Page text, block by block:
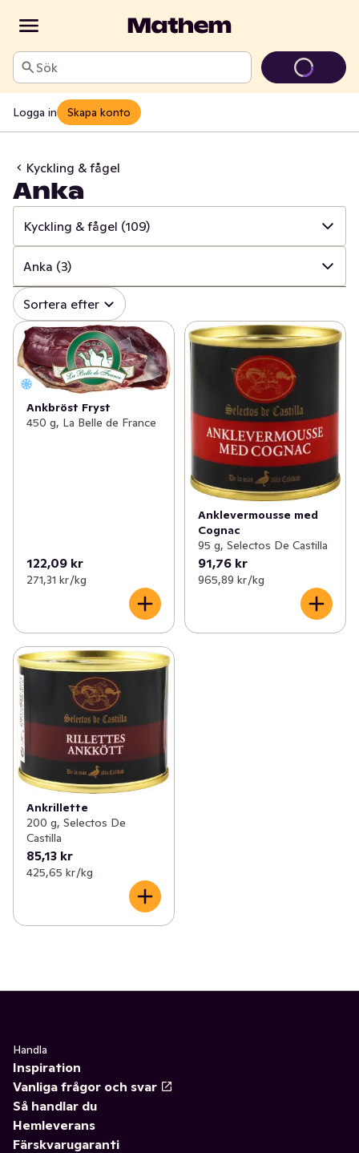
Sök
Logga in Skapa konto
Kyckling & fågel
Anka
Kyckling & fågel (109)
✓ Alla (737)
✓ Kött (164)
✓ Pålägg (133)
✓ Kyckling & fågel (109)
✓ Korv (154)
Anka (3)
✓ Alla (109)
✓ Kyckling (66)
✓ Färdigkryddad kyckling (31)
✓ Kalkon (10)
Sortera efter
Ankbröst Fryst
450 g, La Belle de France
122,09 kr
271,31 kr /kg
Anklevermousse med
Cognac
95 g, Selectos De Castilla
91,76 kr
965,89 kr /kg
Ankrillette
200 g, Selectos De
Castilla
85,13 kr
425,65 kr /kg
Handla
Inspiration
Vanliga frågor och svar
Så handlar du
Hemleverans
Färskvarugaranti